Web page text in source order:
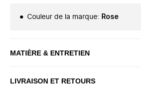
Couleur de la marque: Rose
MATIÈRE & ENTRETIEN
LIVRAISON ET RETOURS